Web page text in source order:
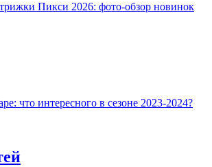
Пикси 2026: фото-обзор новинок
что интересного в сезоне 2023-2024?